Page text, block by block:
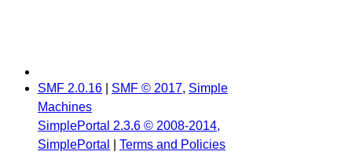
SMF 2.0.16 SMF © 2017, Simple
Machines
SimplePortal 2.3.6 © 2008-2014,
SimplePortal
Terms and Policies